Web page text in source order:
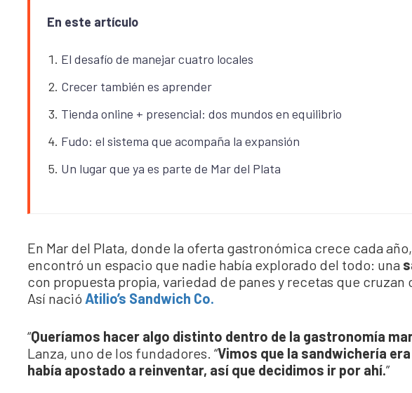
En este artículo
El desafío de manejar cuatro locales
Crecer también es aprender
Tienda online + presencial: dos mundos en equilibrio
Fudo: el sistema que acompaña la expansión
Un lugar que ya es parte de Mar del Plata
En Mar del Plata, donde la oferta gastronómica crece cada
encontró un espacio que nadie había explorado del todo: una
con propuesta propia, variedad de panes y recetas que cruzan
Así nació Atilio’s Sandwich Co.
“Queríamos hacer algo distinto dentro de la gastronomía
Lanza, uno de los fundadores. “Vimos que la sandwichería
había apostado a reinventar, así que decidimos ir por ahí.”